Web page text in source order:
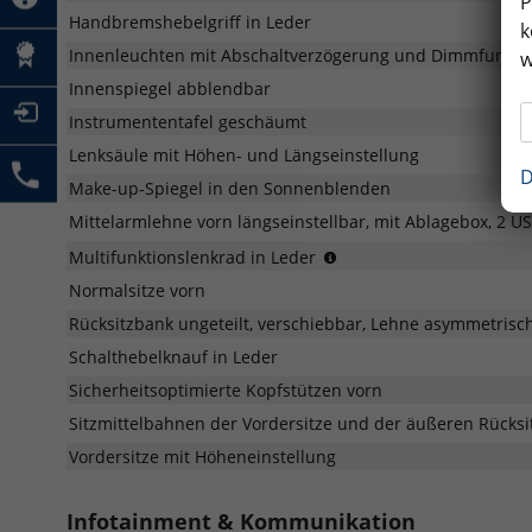
Handbremshebelgriff in Leder
Innenleuchten mit Abschaltverzögerung und
Innenspiegel abblendbar
Instrumententafel geschäumt
Lenksäule mit Höhen- und Längseinstellung
Make-up-Spiegel in den Sonnenblenden
Mittelarmlehne vorn längseinstellbar, mit Ablagebox, 2
Multifunktionslenkrad in Leder
Schaltwippen)
Normalsitze vorn
Rücksitzbank ungeteilt, verschiebbar, Lehne
Schalthebelknauf in Leder
Sicherheitsoptimierte Kopfstützen vorn
Sitzmittelbahnen der Vordersitze und der äußeren
Vordersitze mit Höheneinstellung
Infotainment & Kommunikation